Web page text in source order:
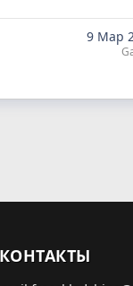
9 Мар
КОНТАКТЫ